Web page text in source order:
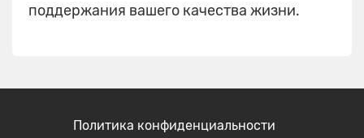
поддержания вашего качества жизни.
Политика конфиденциальности